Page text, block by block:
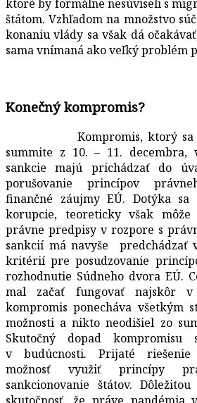
ktoré by formálne nesúviseli s
štátom. Vzhľadom na množstvo
konaniu vlády sa však dá
sama vnímaná ako veľký problém
Konečný kompromis?
Kompromis, ktorý sa
summite z 10. – 11. decembra,
sankcie majú prichádzať do
porušovanie princípov
finančné záujmy EÚ. Dotýka
korupcie, teoreticky však
právne predpisy v rozpore s
sankcií má navyše predchádzať
kritérií pre posudzovanie
rozhodnutie Súdneho dvora EÚ.
mal začať fungovať najskôr
kompromis ponecháva všetkým
možnosti a nikto neodišiel zo
Skutočný dopad
v budúcnosti. Prijaté riešenie
možnosť využiť princípy
sankcionovanie štátov.
skutočnosť, že práve pandémia